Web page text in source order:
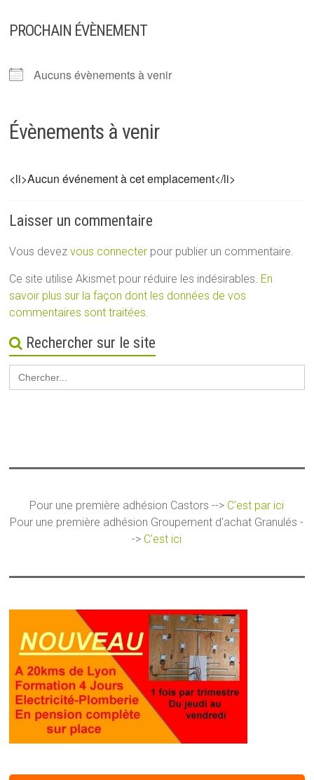
PROCHAIN ÉVÈNEMENT
Aucuns évènements à venir
Évènements à venir
<li>Aucun événement à cet emplacement</li>
Laisser un commentaire
Vous devezvous connecter pour publier un commentaire.
Ce site utilise Akismet pour réduire les indésirables. En
savoir plus sur la façon dont les données de vos
commentaires sont traitées
Rechercher sur le site
Search
for:
Pour une première adhésion Castors --> C'est par ici
Pour une première adhésion Groupement d'achat Granulés -
-> C'est ici